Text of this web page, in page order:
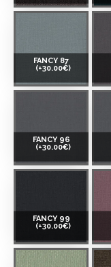
FANCY 87
(+30.00€)
FANCY 96
(+30.00€)
FANCY 99
(+30.00€)